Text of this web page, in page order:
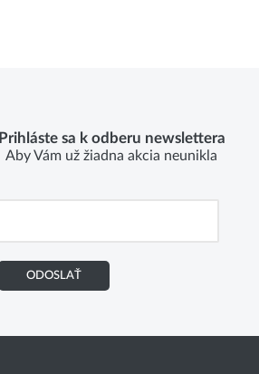
Prihláste sa k odberu newslettera
Aby Vám už žiadna akcia neunikla
ODOSLAŤ